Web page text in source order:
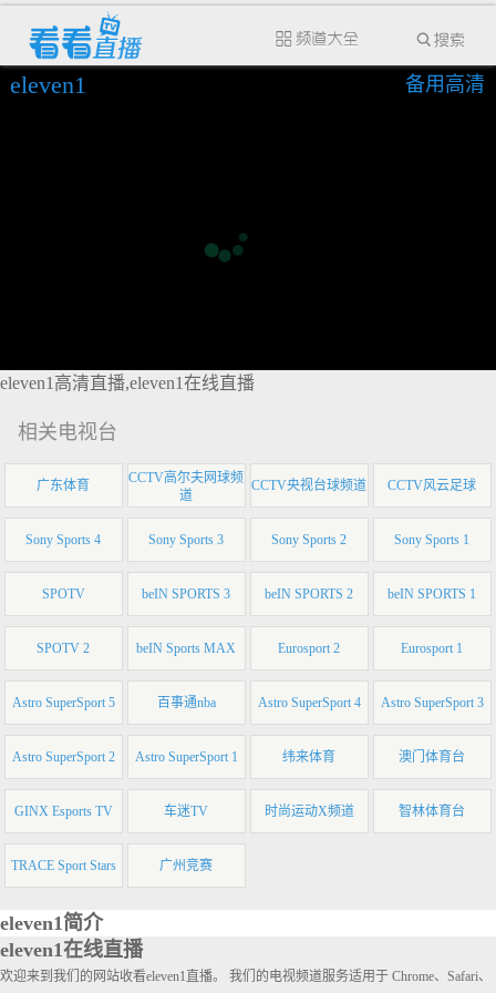
eleven1 备用高清
eleven1高清直播,eleven1在线直播
相关电视台
广东体育
CCTV高尔夫网球频
道
CCTV央视台球频道 CCTV风云足球
Sony Sports 4 Sony Sports 3 Sony Sports 2 Sony Sports 1
SPOTV beIN SPORTS 3 beIN SPORTS 2 beIN SPORTS 1
SPOTV 2 beIN Sports MAX Eurosport 2 Eurosport 1
Astro SuperSport 5 百事通nba Astro SuperSport 4 Astro SuperSport 3
Astro SuperSport 2 Astro SuperSport 1 纬来体育 澳门体育台
GINX Esports TV 车迷TV 时尚运动X频道 智林体育台
TRACE Sport Stars 广州竞赛
eleven1简介
eleven1在线直播
欢迎来到我们的网站收看eleven1直播。 我们的电视频道服务适用于 Chrome、Safari、